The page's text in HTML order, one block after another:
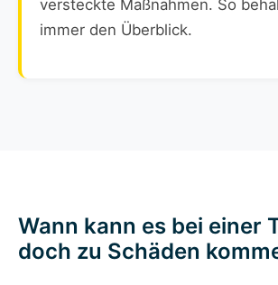
versteckte Maßnahmen. So
immer den Überblick.
Wann kann es bei einer
doch zu Schäden